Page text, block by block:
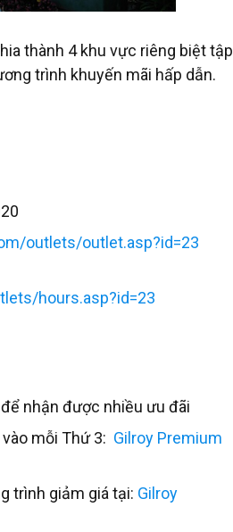
thành 4 khu vực riêng biệt tập
trình khuyến mãi hấp dẫn.
outlets/outlet.asp?id=23
hours.asp?id=23
nhận được nhiều ưu đãi
mỗi Thứ 3: Gilroy Premium
trình giảm giá tại: Gilroy